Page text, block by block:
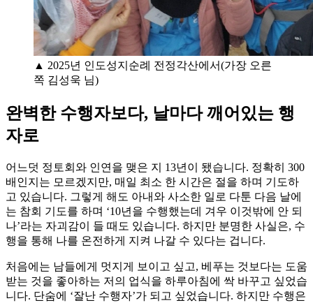
▲ 2025년 인도성지순례 전정각산에서(가장 오른
쪽 김성욱 님)
완벽한 수행자보다, 날마다 깨어있는 행
자로
어느덧 정토회와 인연을 맺은 지 13년이 됐습니다. 정확히 300
배인지는 모르겠지만, 매일 최소 한 시간은 절을 하며 기도하
고 있습니다. 그렇게 해도 아내와 사소한 일로 다툰 다음 날에
는 참회 기도를 하며 ‘10년을 수행했는데 겨우 이것밖에 안 되
나’라는 자괴감이 들 때도 있습니다. 하지만 분명한 사실은, 수
행을 통해 나를 온전하게 지켜 나갈 수 있다는 겁니다.
처음에는 남들에게 멋지게 보이고 싶고, 베푸는 것보다는 도움
받는 것을 좋아하는 저의 업식을 하루아침에 싹 바꾸고 싶었습
니다. 단숨에 ‘잘난 수행자’가 되고 싶었습니다. 하지만 수행은